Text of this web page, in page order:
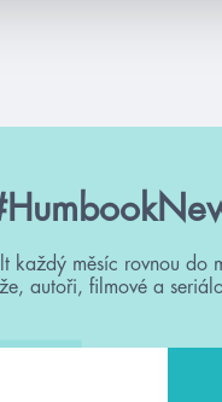
každý měsíc rovnou do
autoři, filmové a